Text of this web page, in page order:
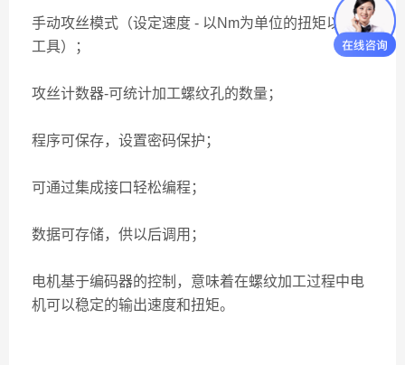
手动攻丝模式（设定速度 - 以Nm为单位的扭矩以保存
工具）；
攻丝计数器-可统计加工螺纹孔的数量；
程序可保存，设置密码保护；
可通过集成接口轻松编程；
数据可存储，供以后调用；
电机基于编码器的控制，意味着在螺纹加工过程中电
机可以稳定的输出速度和扭矩。